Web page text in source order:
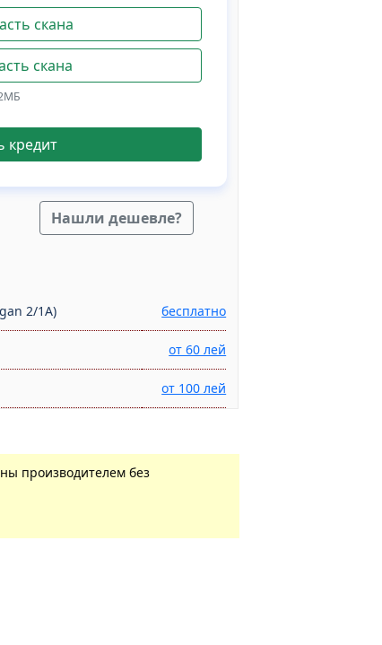
скана
скана
кредит
Нашли дешевле?
2/1A) бесплатно
от 60 лей
от 100 лей
производителем без